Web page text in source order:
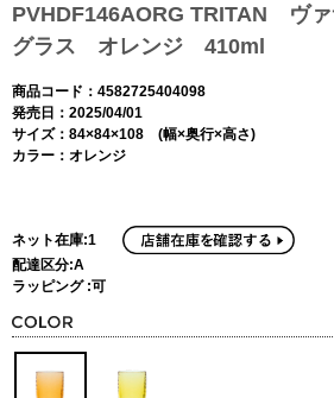
PVHDF146AORG TRITAN ヴァ
グラス オレンジ 410ml
商品コード：4582725404098
発売日：2025/04/01
サイズ：84×84×108 (幅×奥行×高さ)
カラー：オレンジ
ネット在庫:1
配達区分:A
ラッピング :可